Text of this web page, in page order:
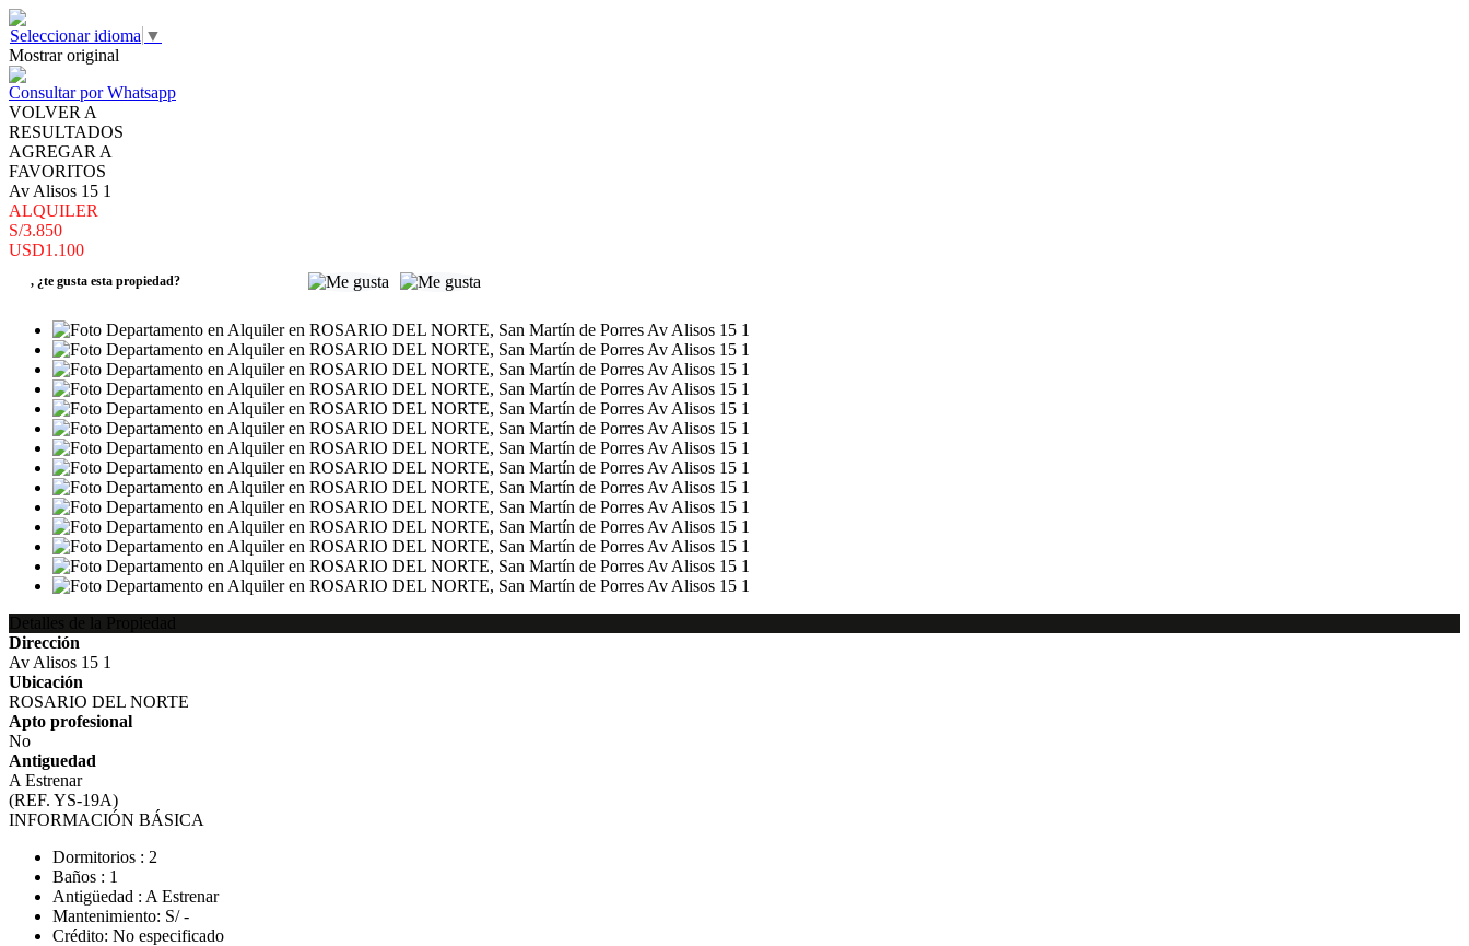
Seleccionar idioma ▼
Mostrar original
Consultar por Whatsapp
VOLVER A
RESULTADOS
AGREGAR A
FAVORITOS
Av Alisos 15 1
ALQUILER
S/3.850
USD1.100
, ¿te gusta esta propiedad?
Dirección
Av Alisos 15 1
Ubicación
ROSARIO DEL NORTE
Apto profesional
No
Antiguedad
A Estrenar
(REF. YS-19A)
INFORMACIÓN BÁSICA
Dormitorios : 2
Baños : 1
Antigüedad : A Estrenar
Mantenimiento: S/ -
Crédito: No especificado